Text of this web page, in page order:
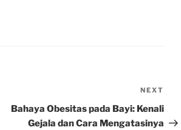
Post
NEXT
Bahaya Obesitas pada Bayi: Kenali
Gejala dan Cara Mengatasinya